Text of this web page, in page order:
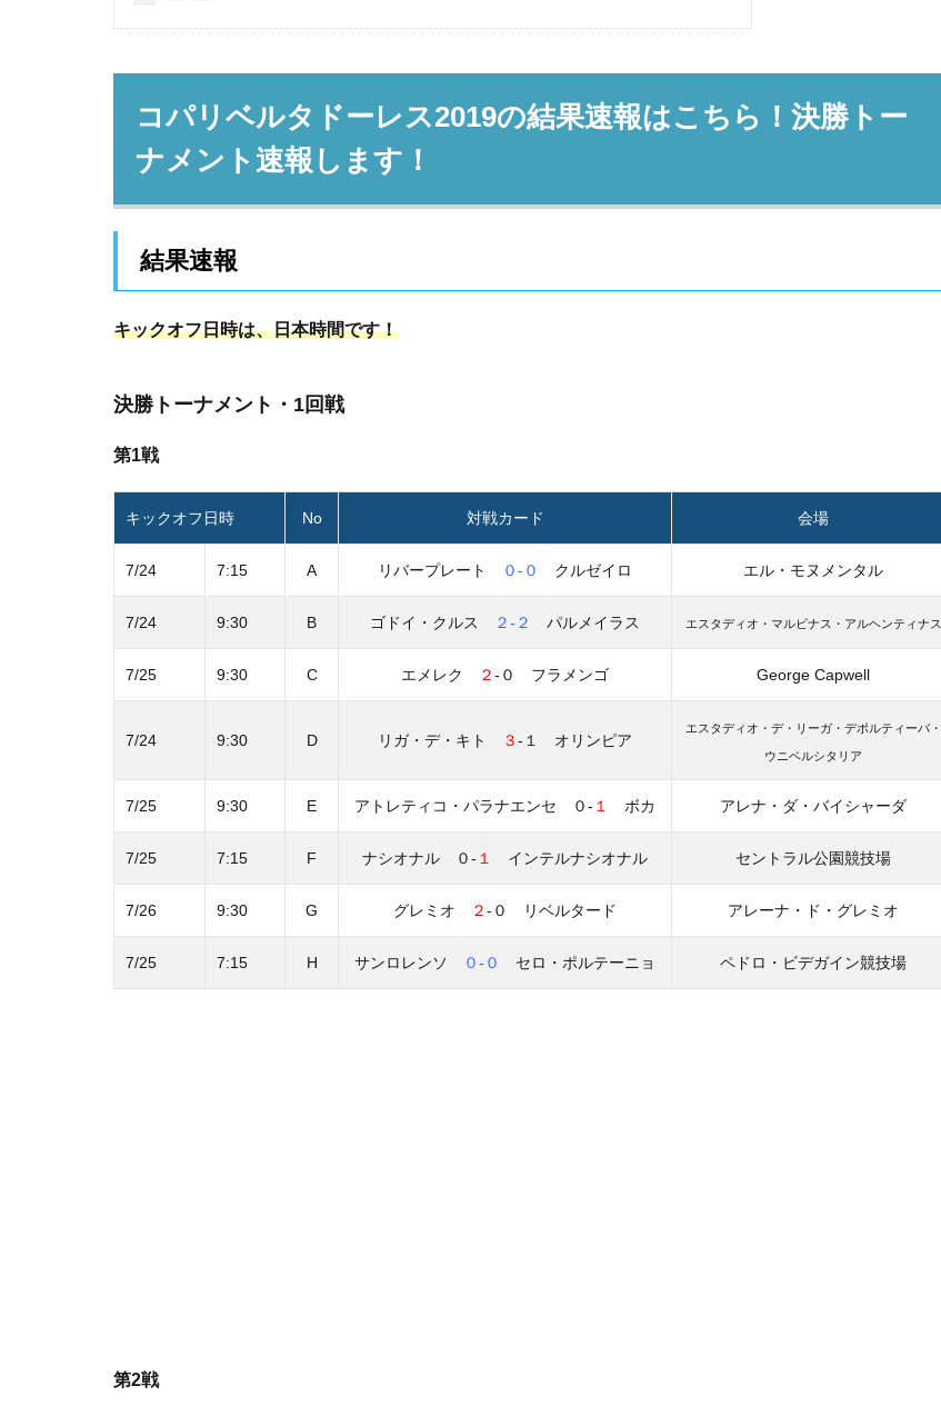
コパリベルタドーレス2019の結果速報はこちら！決勝トー
ナメント速報します！
結果速報
キックオフ日時は、日本時間です！
決勝トーナメント・1回戦
第1戦
キックオフ日時 No 対戦カード 会場
7/24 7:15 A リバープレート ０-０ クルゼイロ エル・モヌメンタル
7/24 9:30 B ゴドイ・クルス ２-２ パルメイラス エスタディオ・マルビナス・アルヘンティナス
7/25 9:30 C エメレク ２-０ フラメンゴ George Capwell
7/24 9:30 D リガ・デ・キト ３-１ オリンピア
エスタディオ・デ・リーガ・デポルティーバ・
ウニベルシタリア
7/25 9:30 E アトレティコ・パラナエンセ ０- １ ボカ アレナ・ダ・バイシャーダ
7/25 7:15 F ナシオナル ０- １ インテルナシオナル セントラル公園競技場
7/26 9:30 G グレミオ ２-０ リベルタード アレーナ・ド・グレミオ
7/25 7:15 H サンロレンソ ０-０ セロ・ポルテーニョ ペドロ・ビデガイン競技場
第2戦